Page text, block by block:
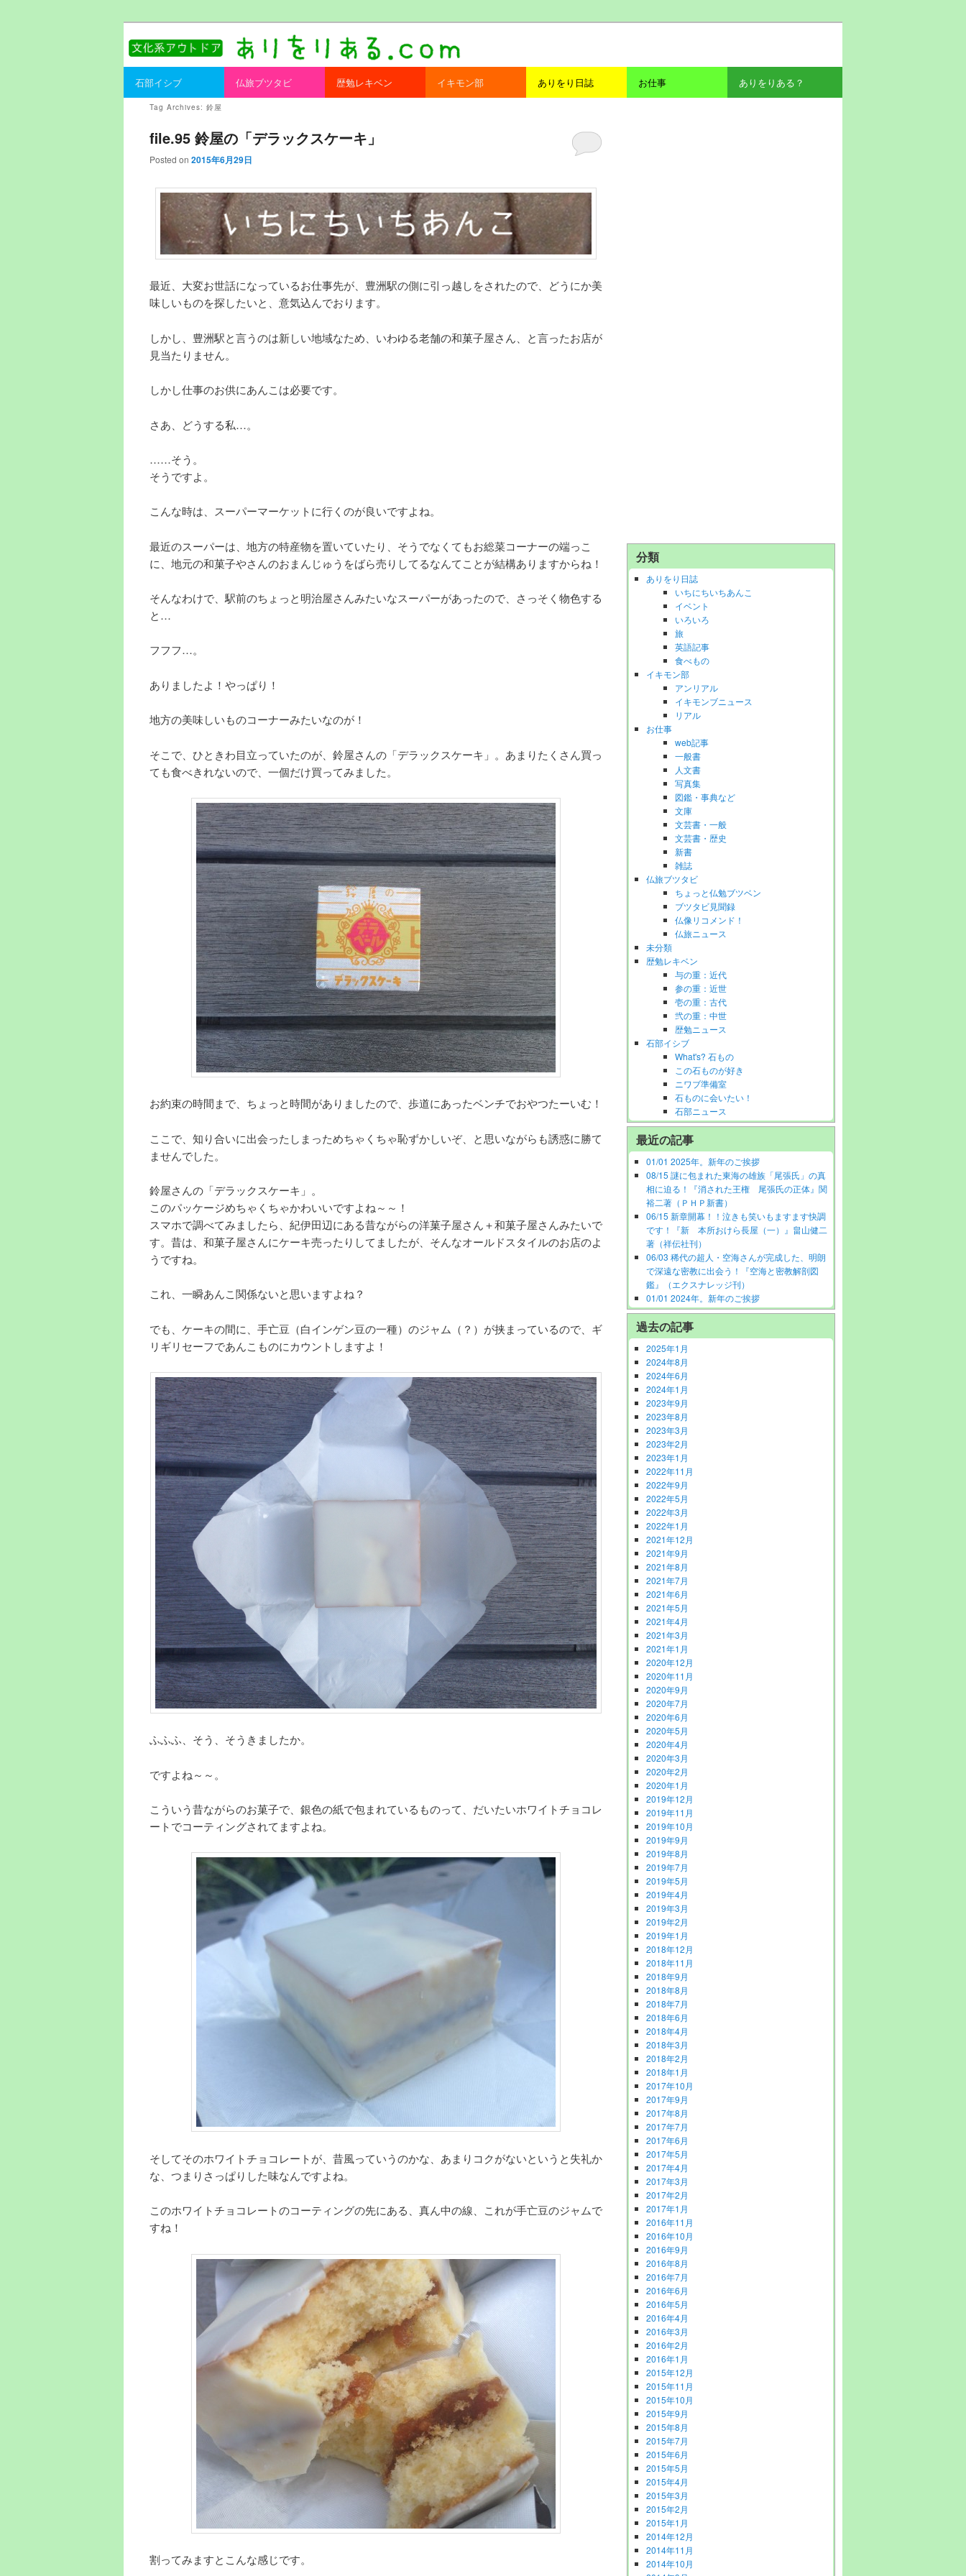
ありをりある.com
書を持ってそとへ出よう。
Main menu
Skip to primary content
Skip to secondary content
石部イシブ 仏旅ブツタビ 歴勉レキベン イキモン部 ありをり日誌 お仕事 ありをりある？
Tag Archives: 鈴屋
file.95 鈴屋の「デラックスケーキ」
Posted on 2015年6月29日
最近、大変お世話になっているお仕事先が、豊洲駅の側に引っ越しをされたので、どうにか美
味しいものを探したいと、意気込んでおります。
しかし、豊洲駅と言うのは新しい地域なため、いわゆる老舗の和菓子屋さん、と言ったお店が
見当たりません。
しかし仕事のお供にあんこは必要です。
さあ、どうする私…。
……そう。
そうですよ。
こんな時は、スーパーマーケットに行くのが良いですよね。
最近のスーパーは、地方の特産物を置いていたり、そうでなくてもお総菜コーナーの端っこ
に、地元の和菓子やさんのおまんじゅうをばら売りしてるなんてことが結構ありますからね！
そんなわけで、駅前のちょっと明治屋さんみたいなスーパーがあったので、さっそく物色する
と…
フフフ…。
ありましたよ！やっぱり！
地方の美味しいものコーナーみたいなのが！
そこで、ひときわ目立っていたのが、鈴屋さんの「デラックスケーキ」。あまりたくさん買っ
ても食べきれないので、一個だけ買ってみました。
お約束の時間まで、ちょっと時間がありましたので、歩道にあったベンチでおやつたーいむ！
ここで、知り合いに出会ったしまっためちゃくちゃ恥ずかしいぞ、と思いながらも誘惑に勝て
ませんでした。
鈴屋さんの「デラックスケーキ」。
このパッケージめちゃくちゃかわいいですよね～～！
スマホで調べてみましたら、紀伊田辺にある昔ながらの洋菓子屋さん＋和菓子屋さんみたいで
す。昔は、和菓子屋さんにケーキ売ったりしてましたが、そんなオールドスタイルのお店のよ
うですね。
これ、一瞬あんこ関係ないと思いますよね？
でも、ケーキの間に、手亡豆（白インゲン豆の一種）のジャム（？）が挟まっているので、ギ
リギリセーフであんこものにカウントしますよ！
ふふふ、そう、そうきましたか。
ですよね～～。
こういう昔ながらのお菓子で、銀色の紙で包まれているものって、だいたいホワイトチョコレ
ートでコーティングされてますよね。
そしてそのホワイトチョコレートが、昔風っていうのかな、あまりコクがないというと失礼か
な、つまりさっぱりした味なんですよね。
このホワイトチョコレートのコーティングの先にある、真ん中の線、これが手亡豆のジャムで
すね！
割ってみますとこんな感じです。
分類
ありをり日誌
いちにちいちあんこ
イベント
いろいろ
旅
英語記事
食べもの
イキモン部
アンリアル
イキモンブニュース
リアル
お仕事
web記事
一般書
人文書
写真集
図鑑・事典など
文庫
文芸書・一般
文芸書・歴史
新書
雑誌
仏旅ブツタビ
ちょっと仏勉ブツベン
ブツタビ見聞録
仏像リコメンド！
仏旅ニュース
未分類
歴勉レキベン
与の重：近代
参の重：近世
壱の重：古代
弐の重：中世
歴勉ニュース
石部イシブ
What's? 石もの
この石ものが好き
ニワブ準備室
石ものに会いたい！
石部ニュース
最近の記事
01/01 2025年。新年のご挨拶
08/15 謎に包まれた東海の雄族「尾張氏」の真
相に迫る！『消された王権 尾張氏の正体』関
裕二著（ＰＨＰ新書）
06/15 新章開幕！！泣きも笑いもますます快調
です！『新 本所おけら長屋（一）』畠山健二
著（祥伝社刊）
06/03 稀代の超人・空海さんが完成した、明朗
で深遠な密教に出会う！『空海と密教解剖図
鑑』（エクスナレッジ刊）
01/01 2024年。新年のご挨拶
過去の記事
2025年1月
2024年8月
2024年6月
2024年1月
2023年9月
2023年8月
2023年3月
2023年2月
2023年1月
2022年11月
2022年9月
2022年5月
2022年3月
2022年1月
2021年12月
2021年9月
2021年8月
2021年7月
2021年6月
2021年5月
2021年4月
2021年3月
2021年1月
2020年12月
2020年11月
2020年9月
2020年7月
2020年6月
2020年5月
2020年4月
2020年3月
2020年2月
2020年1月
2019年12月
2019年11月
2019年10月
2019年9月
2019年8月
2019年7月
2019年5月
2019年4月
2019年3月
2019年2月
2019年1月
2018年12月
2018年11月
2018年9月
2018年8月
2018年7月
2018年6月
2018年4月
2018年3月
2018年2月
2018年1月
2017年10月
2017年9月
2017年8月
2017年7月
2017年6月
2017年5月
2017年4月
2017年3月
2017年2月
2017年1月
2016年11月
2016年10月
2016年9月
2016年8月
2016年7月
2016年6月
2016年5月
2016年4月
2016年3月
2016年2月
2016年1月
2015年12月
2015年11月
2015年10月
2015年9月
2015年8月
2015年7月
2015年6月
2015年5月
2015年4月
2015年3月
2015年2月
2015年1月
2014年12月
2014年11月
2014年10月